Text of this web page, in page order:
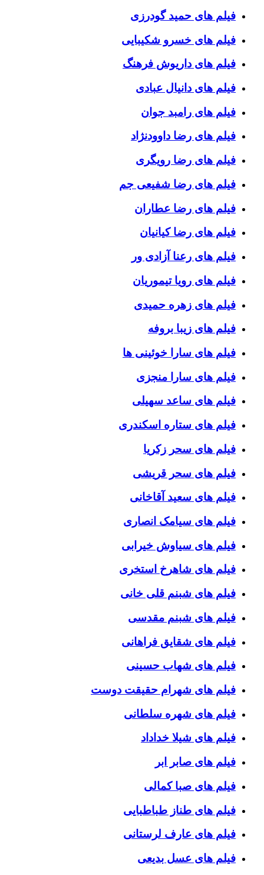
فیلم های حمید گودرزی
فیلم های خسرو شکیبایی
فیلم های داریوش فرهنگ
فیلم های دانیال عبادی
فیلم های رامبد جوان
فیلم های رضا داوودنژاد
فیلم های رضا رویگری
فیلم های رضا شفیعی جم
فیلم های رضا عطاران
فیلم های رضا کیانیان
فیلم های رعنا آزادی ور
فیلم های رویا تیموریان
فیلم های زهره حمیدی
فیلم های زیبا بروفه
فیلم های سارا خوئینی ها
فیلم های سارا منجزی
فیلم های ساعد سهیلی
فیلم های ستاره اسکندری
فیلم های سحر زکریا
فیلم های سحر قریشی
فیلم های سعید آقاخانی
فیلم های سیامک انصاری
فیلم های سیاوش خیرابی
فیلم های شاهرخ استخری
فیلم های شبنم قلی خانی
فیلم های شبنم مقدسی
فیلم های شقایق فراهانی
فیلم های شهاب حسینی
فیلم های شهرام حقیقت دوست
فیلم های شهره سلطانی
فیلم های شیلا خداداد
فیلم های صابر ابر
فیلم های صبا کمالی
فیلم های طناز طباطبایی
فیلم های عارف لرستانی
فیلم های عسل بدیعی